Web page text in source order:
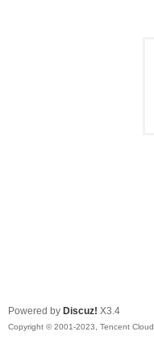
Powered by Discuz! X3.4
Copyright © 2001-2023, Tencent Cloud.